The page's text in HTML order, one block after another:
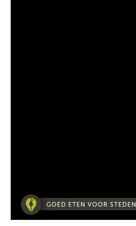
GOED ETEN VOOR STEDEN